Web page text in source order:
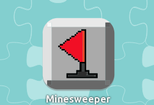
Minesweeper